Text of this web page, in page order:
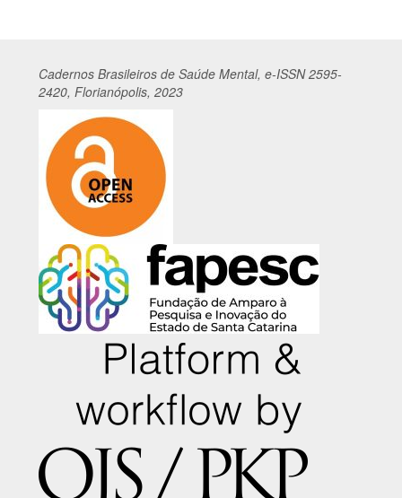
Cadernos Brasileiros de Saúde Mental, e-ISSN 2595-
2420, Florianópolis, 2023